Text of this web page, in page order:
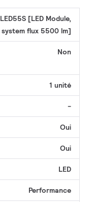
LED55S [LED Module,
system flux 5500 lm]
Non
1 unité
-
Oui
Oui
LED
Performance